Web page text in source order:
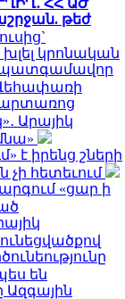
թեժ
կրոնական
պատգամավոր
Վեհափառի
Արայիկ
է իրենց շների
չի հետեւում
«ցար ի
ունեցվածքով
են